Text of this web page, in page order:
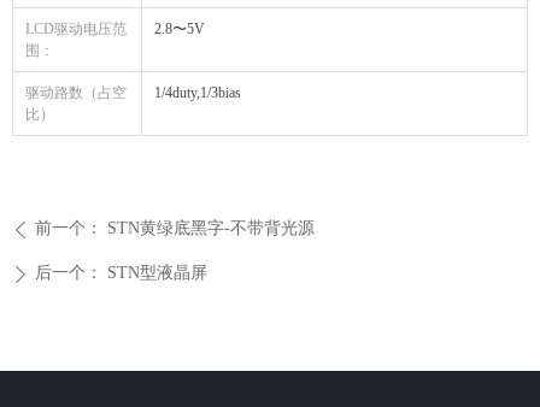
LCD驱动电压范
围：
2.8〜5V
驱动路数（占空
比）
1/4duty,1/3bias
ꄴ 前一个： STN黄绿底黑字-不带背光源
ꄲ 后一个： STN型液晶屏